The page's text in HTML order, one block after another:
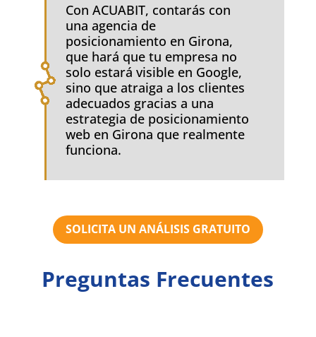
Con ACUABIT, contarás con
una agencia de
posicionamiento en Girona,
que hará que tu empresa no
solo estará visible en Google,
sino que atraiga a los clientes
adecuados gracias a una
estrategia de posicionamiento
web en Girona que realmente
funciona.
SOLICITA UN ANÁLISIS GRATUITO
Preguntas Frecuentes